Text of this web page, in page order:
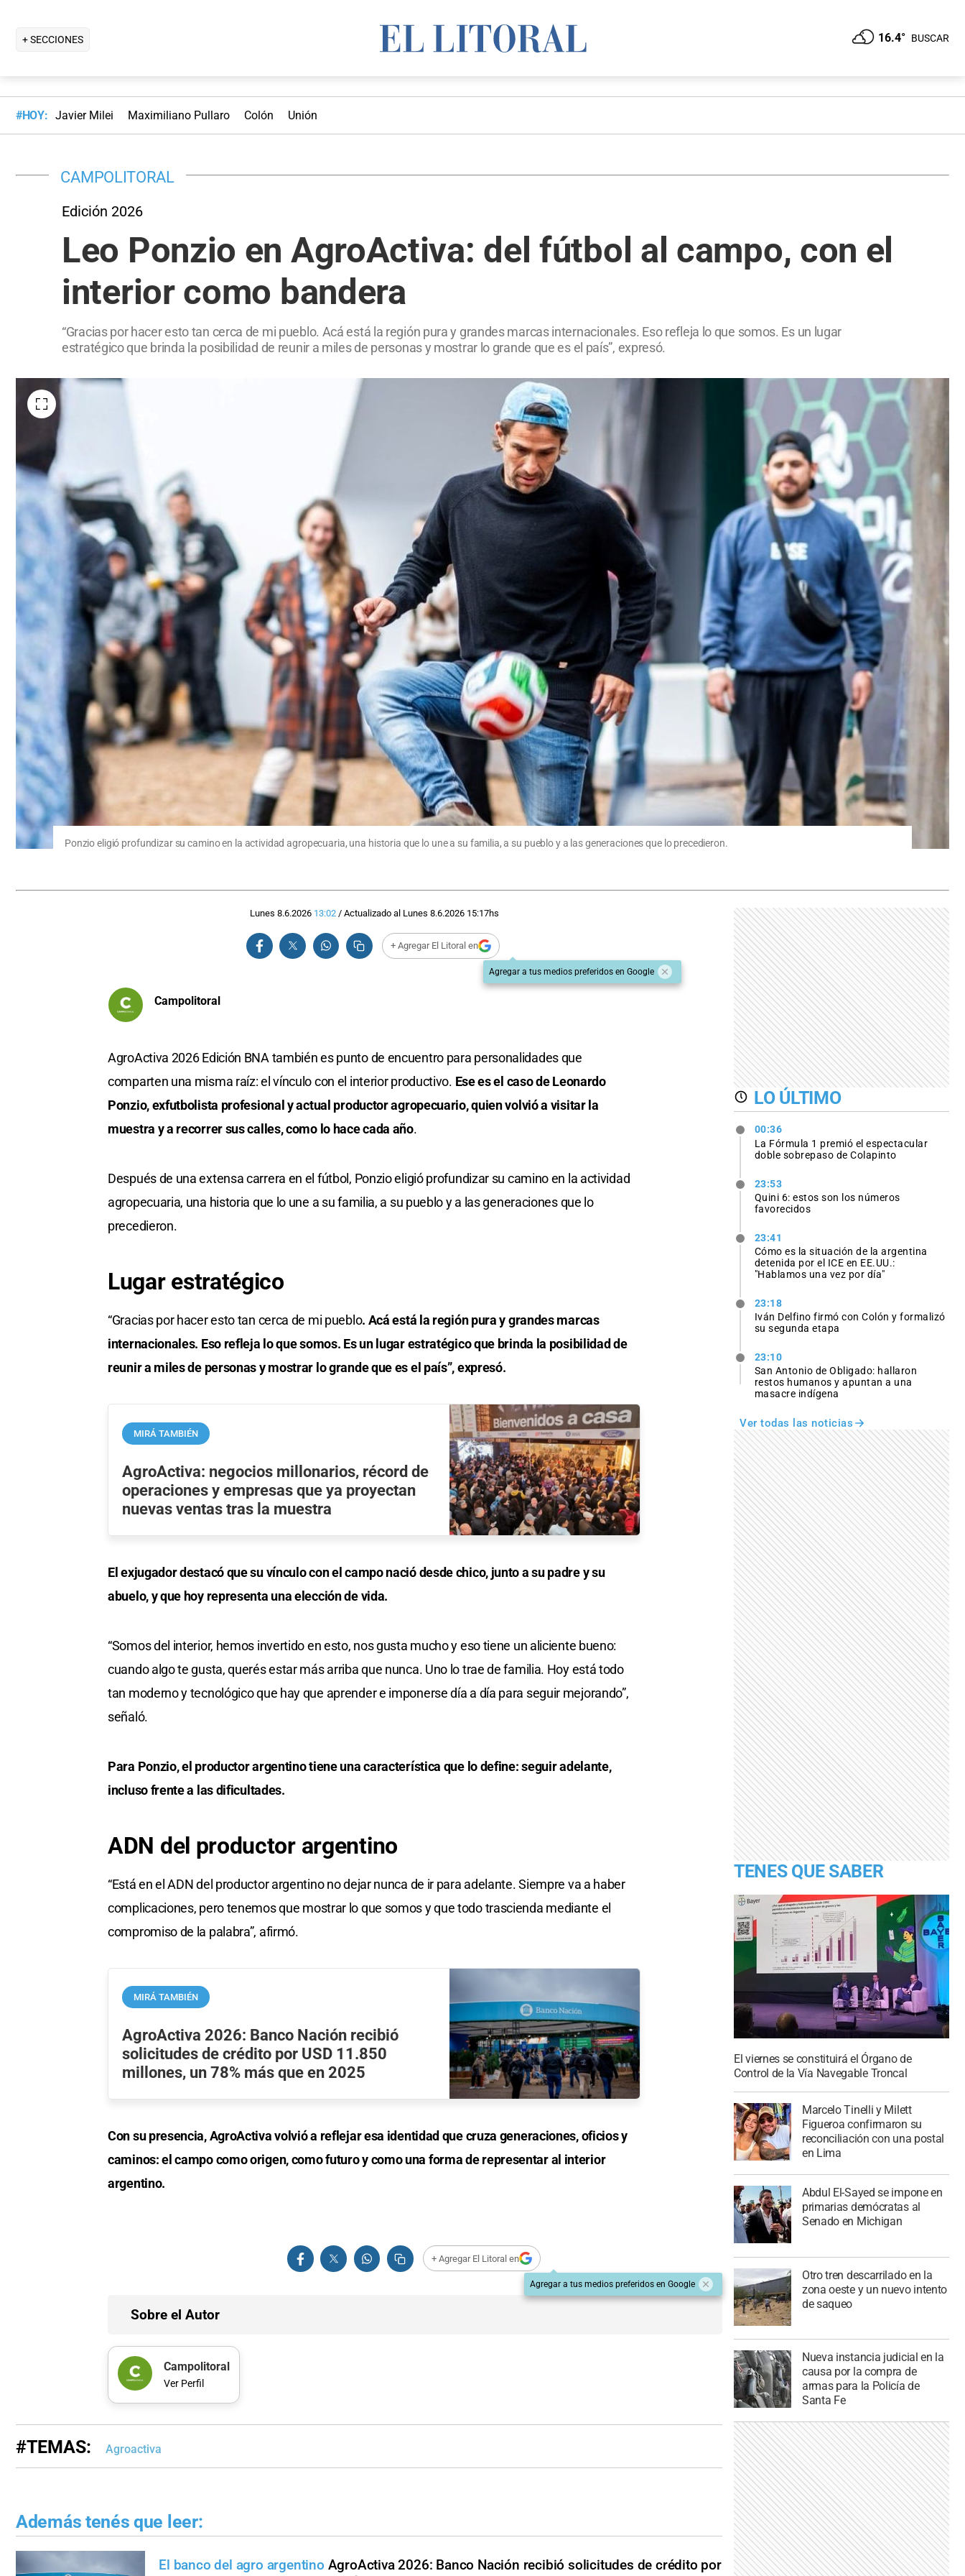
+ SECCIONES 16.4° BUSCAR
#HOY: Javier Milei Maximiliano Pullaro Colón Unión
CAMPOLITORAL
Edición 2026
Leo Ponzio en AgroActiva: del fútbol al campo, con el
interior como bandera
“Gracias por hacer esto tan cerca de mi pueblo. Acá está la región pura y grandes marcas internacionales. Eso refleja lo que somos. Es un lugar
estratégico que brinda la posibilidad de reunir a miles de personas y mostrar lo grande que es el país”, expresó.
Ponzio eligió profundizar su camino en la actividad agropecuaria, una historia que lo une a su familia, a su pueblo y a las generaciones que lo precedieron.
Lunes 8.6.2026 13:02/ Actualizado al Lunes 8.6.2026 15:17hs
+ Agregar El Litoral en
Agregar a tus medios preferidos en Google
Campolitoral
AgroActiva 2026 Edición BNA también es punto de encuentro para personalidades que
comparten una misma raíz: el vínculo con el interior productivo. Ese es el caso de Leonardo
Ponzio, exfutbolista profesional y actual productor agropecuario, quien volvió a visitar la
muestra y a recorrer sus calles, como lo hace cada año.
Después de una extensa carrera en el fútbol, Ponzio eligió profundizar su camino en la actividad
agropecuaria, una historia que lo une a su familia, a su pueblo y a las generaciones que lo
precedieron.
Lugar estratégico
“Gracias por hacer esto tan cerca de mi pueblo. Acá está la región pura y grandes marcas
internacionales. Eso refleja lo que somos. Es un lugar estratégico que brinda la posibilidad de
reunir a miles de personas y mostrar lo grande que es el país”, expresó.
MIRÁ TAMBIÉN
AgroActiva: negocios millonarios, récord de
operaciones y empresas que ya proyectan
nuevas ventas tras la muestra
El exjugador destacó que su vínculo con el campo nació desde chico, junto a su padre y su
abuelo, y que hoy representa una elección de vida.
“Somos del interior, hemos invertido en esto, nos gusta mucho y eso tiene un aliciente bueno:
cuando algo te gusta, querés estar más arriba que nunca. Uno lo trae de familia. Hoy está todo
tan moderno y tecnológico que hay que aprender e imponerse día a día para seguir mejorando”,
señaló.
Para Ponzio, el productor argentino tiene una característica que lo define: seguir adelante,
incluso frente a las dificultades.
ADN del productor argentino
“Está en el ADN del productor argentino no dejar nunca de ir para adelante. Siempre va a haber
complicaciones, pero tenemos que mostrar lo que somos y que todo trascienda mediante el
compromiso de la palabra”, afirmó.
MIRÁ TAMBIÉN
AgroActiva 2026: Banco Nación recibió
solicitudes de crédito por USD 11.850
millones, un 78% más que en 2025
Con su presencia, AgroActiva volvió a reflejar esa identidad que cruza generaciones, oficios y
caminos: el campo como origen, como futuro y como una forma de representar al interior
argentino.
+ Agregar El Litoral en
Agregar a tus medios preferidos en Google
Sobre el Autor
Campolitoral
Ver Perfil
#TEMAS: Agroactiva
Además tenés que leer:
El banco del agro argentino AgroActiva 2026: Banco Nación recibió solicitudes de crédito por
LO ÚLTIMO
00:36
La Fórmula 1 premió el espectacular
doble sobrepaso de Colapinto
23:53
Quini 6: estos son los números
favorecidos
23:41
Cómo es la situación de la argentina
detenida por el ICE en EE.UU.:
"Hablamos una vez por día"
23:18
Iván Delfino firmó con Colón y formalizó
su segunda etapa
23:10
San Antonio de Obligado: hallaron
restos humanos y apuntan a una
masacre indígena
Ver todas las noticias
TENES QUE SABER
El viernes se constituirá el Órgano de
Control de la Vía Navegable Troncal
Marcelo Tinelli y Milett
Figueroa confirmaron su
reconciliación con una postal
en Lima
Abdul El-Sayed se impone en
primarias demócratas al
Senado en Michigan
Otro tren descarrilado en la
zona oeste y un nuevo intento
de saqueo
Nueva instancia judicial en la
causa por la compra de
armas para la Policía de
Santa Fe